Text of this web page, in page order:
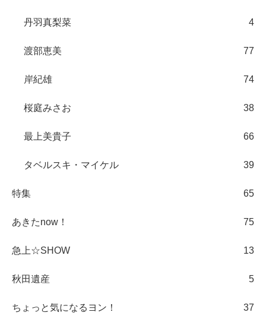
丹羽真梨菜 4
渡部恵美 77
岸紀雄 74
桜庭みさお 38
最上美貴子 66
タベルスキ・マイケル 39
特集 65
あきたnow！ 75
急上☆SHOW 13
秋田遺産 5
ちょっと気になるヨン！ 37